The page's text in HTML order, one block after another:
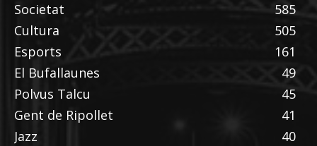
Societat
585
Cultura
505
Esports
161
El Bufallaunes
49
Polvus Talcu
45
Gent de Ripollet
41
Jazz
40